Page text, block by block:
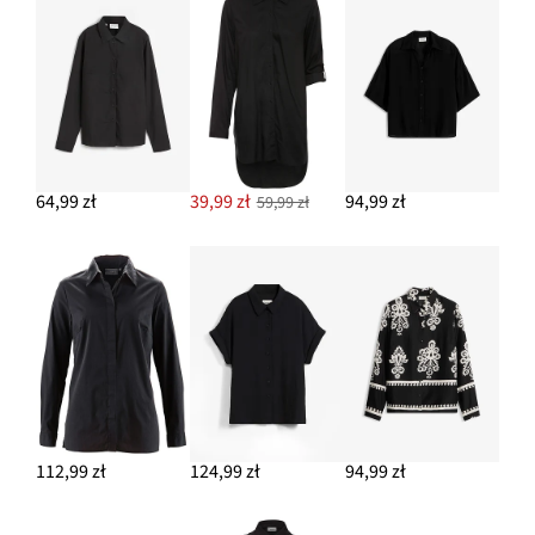
124,99 zł
DODAJ DO KOSZYKA
64,99 zł 39,99 zł 59,99 zł 94,99 zł
112,99 zł 124,99 zł 94,99 zł